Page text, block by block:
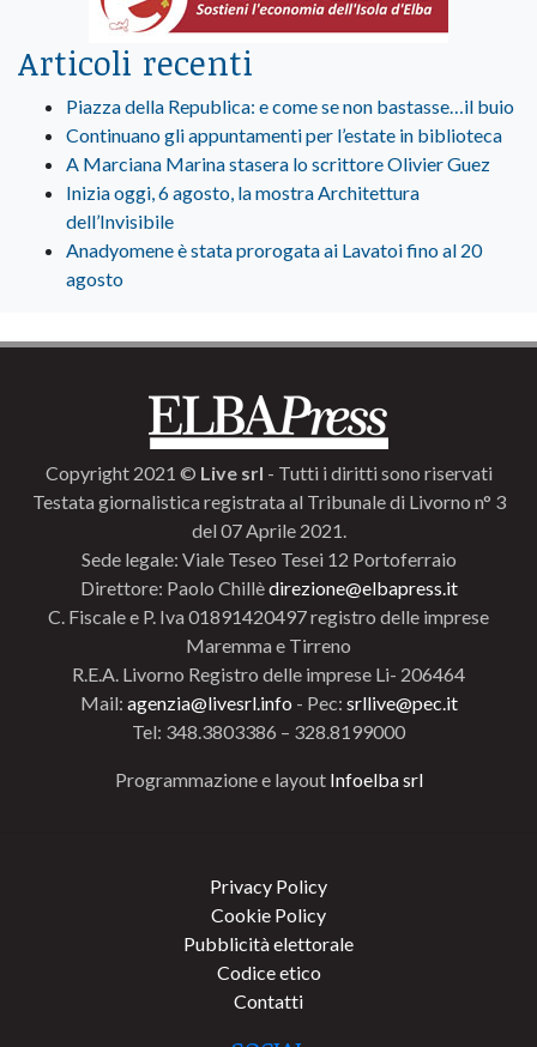
Articoli recenti
Piazza della Republica: e come se non bastasse…il buio
Continuano gli appuntamenti per l’estate in biblioteca
A Marciana Marina stasera lo scrittore Olivier Guez
Inizia oggi, 6 agosto, la mostra Architettura
dell’Invisibile
Anadyomene è stata prorogata ai Lavatoi fino al 20
agosto
Copyright 2021 © Live srl - Tutti i diritti sono riservati
Testata giornalistica registrata al Tribunale di Livorno n° 3
del 07 Aprile 2021.
Sede legale: Viale Teseo Tesei 12 Portoferraio
Direttore: Paolo Chillèdirezione@elbapress.it
C. Fiscale e P. Iva 01891420497 registro delle imprese
Maremma e Tirreno
R.E.A. Livorno Registro delle imprese Li- 206464
Mail: agenzia@livesrl.info - Pec: srllive@pec.it
Tel: 348.3803386 – 328.8199000
Programmazione e layout Infoelba srl
Privacy Policy
Cookie Policy
Pubblicità elettorale
Codice etico
Contatti